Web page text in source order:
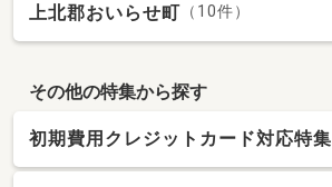
上北郡おいらせ町 （10件）
その他の特集から探す
初期費用クレジットカード対応特集